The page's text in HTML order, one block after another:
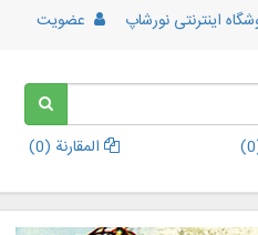
اینترنتی نورشاپ عضویت
0
) المقارنة (0
)